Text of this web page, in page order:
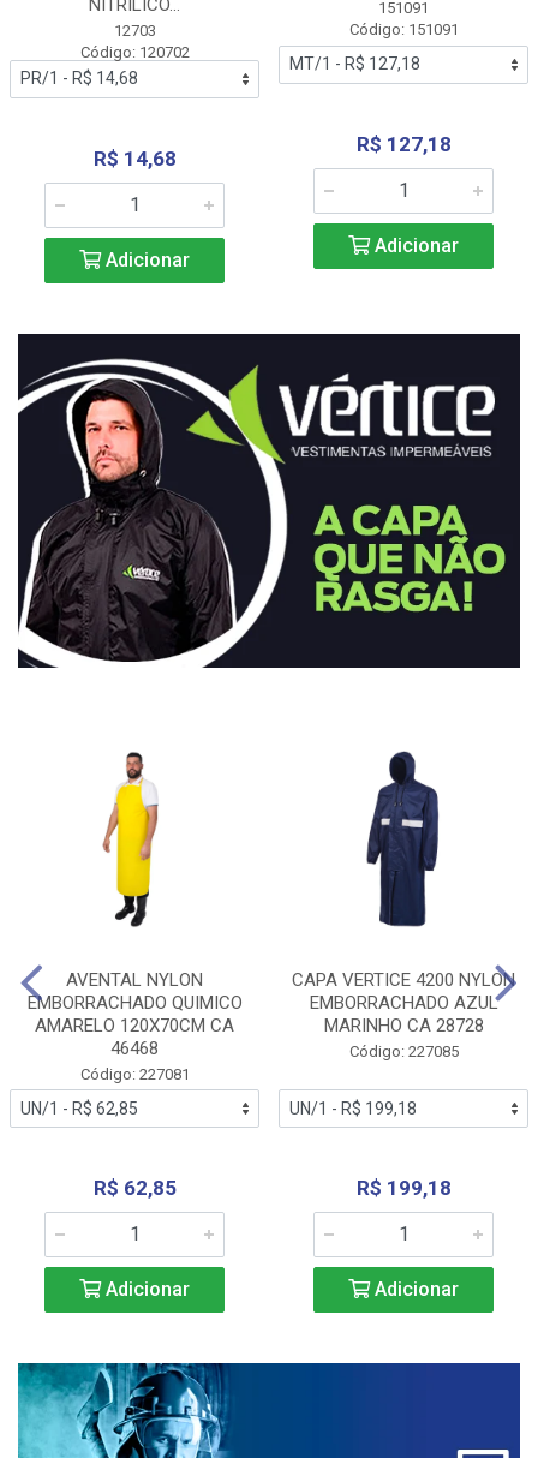
NITRÍLICO...
12703
Código: 120702
R$ 14,68
Adicionar
151091
Código: 151091
R$ 127,18
Adicionar
AVENTAL NYLON
EMBORRACHADO QUIMICO
AMARELO 120X70CM CA
46468
Código: 227081
R$ 62,85
Adicionar
CAPA VERTICE 4200 NYLON
EMBORRACHADO AZUL
MARINHO CA 28728
Código: 227085
R$ 199,18
Adicionar